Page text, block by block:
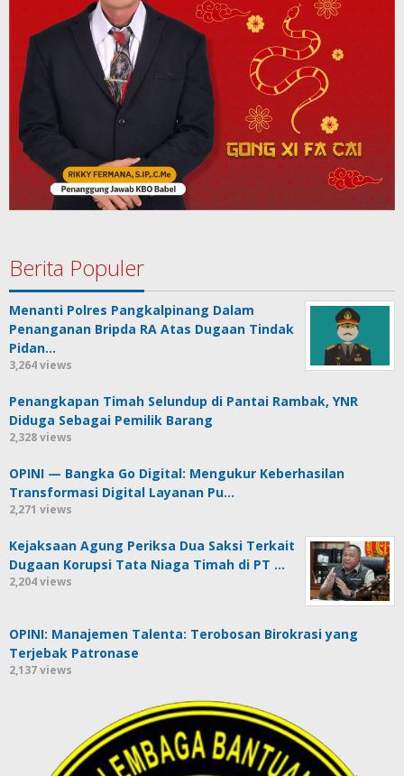
Berita Populer
Menanti Polres Pangkalpinang Dalam
Penanganan Bripda RA Atas Dugaan Tindak
Pidan…
3,264 views
Penangkapan Timah Selundup di Pantai Rambak, YNR
Diduga Sebagai Pemilik Barang
2,328 views
OPINI — Bangka Go Digital: Mengukur Keberhasilan
Transformasi Digital Layanan Pu…
2,271 views
Kejaksaan Agung Periksa Dua Saksi Terkait
Dugaan Korupsi Tata Niaga Timah di PT …
2,204 views
OPINI: Manajemen Talenta: Terobosan Birokrasi yang
Terjebak Patronase
2,137 views